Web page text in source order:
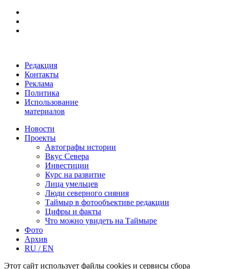
Редакция
Контакты
Реклама
Политика
Использование
материалов
Новости
Проекты
Автографы истории
Вкус Севера
Инвестиции
Курс на развитие
Лица умельцев
Люди северного сияния
Таймыр в фотообъективе редакции
Цифры и факты
Что можно увидеть на Таймыре
Фото
Архив
RU / EN
Этот сайт использует файлы cookies и сервисы сбора